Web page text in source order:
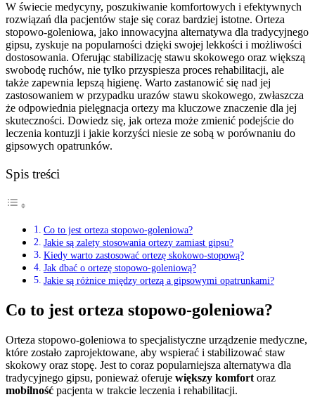
W świecie medycyny, poszukiwanie komfortowych i efektywnych
rozwiązań dla pacjentów staje się coraz bardziej istotne. Orteza
stopowo-goleniowa, jako innowacyjna alternatywa dla tradycyjnego
gipsu, zyskuje na popularności dzięki swojej lekkości i możliwości
dostosowania. Oferując stabilizację stawu skokowego oraz większą
swobodę ruchów, nie tylko przyspiesza proces rehabilitacji, ale
także zapewnia lepszą higienę. Warto zastanowić się nad jej
zastosowaniem w przypadku urazów stawu skokowego, zwłaszcza
że odpowiednia pielęgnacja ortezy ma kluczowe znaczenie dla jej
skuteczności. Dowiedz się, jak orteza może zmienić podejście do
leczenia kontuzji i jakie korzyści niesie ze sobą w porównaniu do
gipsowych opatrunków.
Spis treści
Co to jest orteza stopowo-goleniowa?
Jakie są zalety stosowania ortezy zamiast gipsu?
Kiedy warto zastosować ortezę skokowo-stopową?
Jak dbać o ortezę stopowo-goleniową?
Jakie są różnice między ortezą a gipsowymi opatrunkami?
Co to jest orteza stopowo-goleniowa?
Orteza stopowo-goleniowa to specjalistyczne urządzenie medyczne,
które zostało zaprojektowane, aby wspierać i stabilizować staw
skokowy oraz stopę. Jest to coraz popularniejsza alternatywa dla
tradycyjnego gipsu, ponieważ oferuje większy komfort oraz
mobilność pacjenta w trakcie leczenia i rehabilitacji.